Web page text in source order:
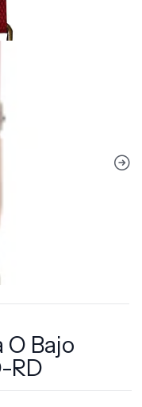
O Bajo
RD